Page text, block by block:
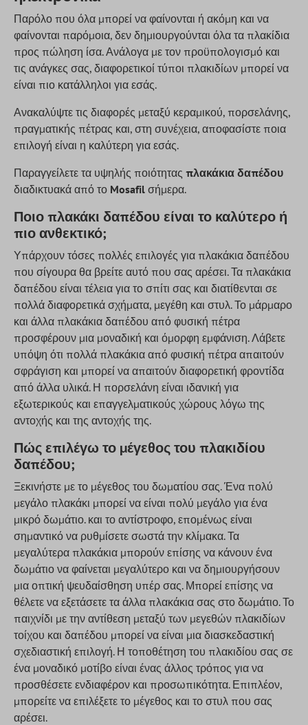
Παρόλο που όλα μπορεί να φαίνονται ή ακόμη και να
φαίνονται παρόμοια, δεν δημιουργούνται όλα τα πλακίδια
προς πώληση ίσα. Ανάλογα με τον προϋπολογισμό και
τις ανάγκες σας, διαφορετικοί τύποι πλακιδίων μπορεί να
είναι πιο κατάλληλοι για εσάς.
Ανακαλύψτε τις διαφορές μεταξύ κεραμικού, πορσελάνης,
πραγματικής πέτρας και, στη συνέχεια, αποφασίστε ποια
επιλογή είναι η καλύτερη για εσάς.
Παραγγείλετε τα υψηλής ποιότητας πλακάκια δαπέδου
διαδικτυακά από το Mosafil σήμερα.
Ποιο πλακάκι δαπέδου είναι το καλύτερο ή
πιο ανθεκτικό;
Υπάρχουν τόσες πολλές επιλογές για πλακάκια δαπέδου
που σίγουρα θα βρείτε αυτό που σας αρέσει. Τα πλακάκια
δαπέδου είναι τέλεια για το σπίτι σας και διατίθενται σε
πολλά διαφορετικά σχήματα, μεγέθη και στυλ. Το μάρμαρο
και άλλα πλακάκια δαπέδου από φυσική πέτρα
προσφέρουν μια μοναδική και όμορφη εμφάνιση. Λάβετε
υπόψη ότι πολλά πλακάκια από φυσική πέτρα απαιτούν
σφράγιση και μπορεί να απαιτούν διαφορετική φροντίδα
από άλλα υλικά. Η πορσελάνη είναι ιδανική για
εξωτερικούς και επαγγελματικούς χώρους λόγω της
αντοχής και της αντοχής της.
Πώς επιλέγω το μέγεθος του πλακιδίου
δαπέδου;
Ξεκινήστε με το μέγεθος του δωματίου σας. Ένα πολύ
μεγάλο πλακάκι μπορεί να είναι πολύ μεγάλο για ένα
μικρό δωμάτιο. και το αντίστροφο, επομένως είναι
σημαντικό να ρυθμίσετε σωστά την κλίμακα. Τα
μεγαλύτερα πλακάκια μπορούν επίσης να κάνουν ένα
δωμάτιο να φαίνεται μεγαλύτερο και να δημιουργήσουν
μια οπτική ψευδαίσθηση υπέρ σας. Μπορεί επίσης να
θέλετε να εξετάσετε τα άλλα πλακάκια σας στο δωμάτιο. Το
παιχνίδι με την αντίθεση μεταξύ των μεγεθών πλακιδίων
τοίχου και δαπέδου μπορεί να είναι μια διασκεδαστική
σχεδιαστική επιλογή. Η τοποθέτηση του πλακιδίου σας σε
ένα μοναδικό μοτίβο είναι ένας άλλος τρόπος για να
προσθέσετε ενδιαφέρον και προσωπικότητα. Επιπλέον,
μπορείτε να επιλέξετε το μέγεθος και το στυλ που σας
αρέσει.